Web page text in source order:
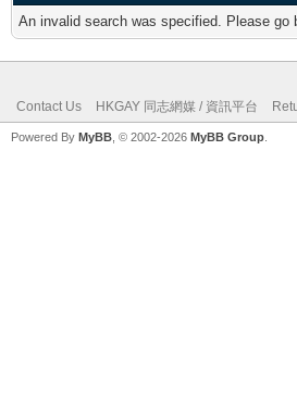
An invalid search was specified. Please go
Contact Us HKGAY 同志網媒 / 資訊平台
Powered By MyBB , © 2002-2026 MyBB Group